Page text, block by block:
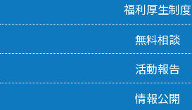
福利厚生制度
無料相談
活動報告
情報公開